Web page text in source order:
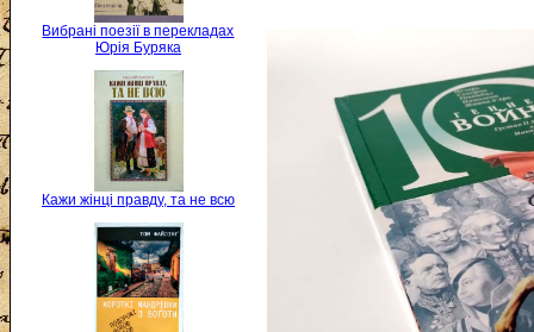
Вибрані поезії в перекладах
Юрія Буряка
Кажи жінці правду, та не всю